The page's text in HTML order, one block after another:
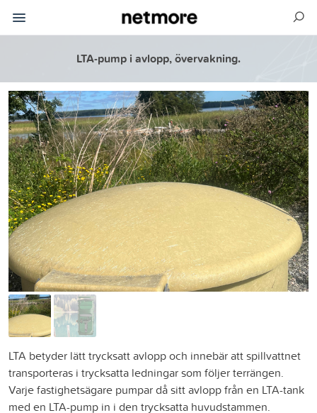
LTA-pump i avlopp, övervakning.
LTA betyder lätt trycksatt avlopp och innebär att spillvattnet
transporteras i trycksatta ledningar som följer terrängen.
Varje fastighetsägare pumpar då sitt avlopp från en LTA-tank
med en LTA-pump in i den trycksatta huvudstammen.